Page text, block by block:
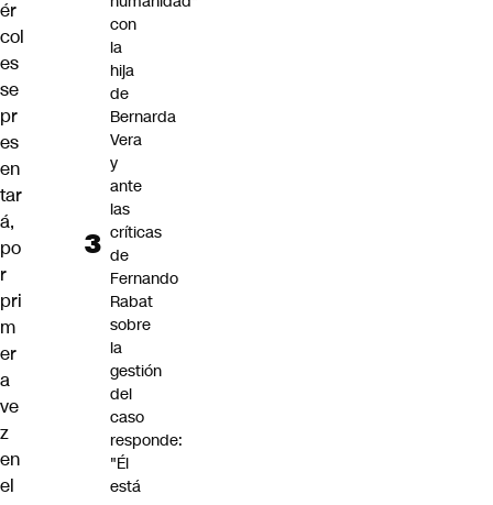
ér
col
es
se
pr
es
en
tar
á,
po
r
pri
m
er
a
ve
z
en
el
con
la
hija
de
Bernarda
Vera
y
ante
las
críticas
de
Fernando
Rabat
sobre
la
gestión
del
caso
responde:
"Él
está